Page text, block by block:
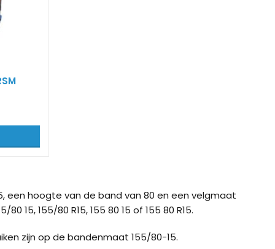
een hoogte van de band van 80 en een velgmaat
15, 155/80 R15, 155 80 15 of 155 80 R15.
zijn op de bandenmaat 155/80-15.